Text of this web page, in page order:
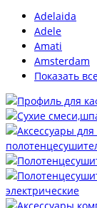
Adelaida
Adele
Amati
Amsterdam
Показать
электрические